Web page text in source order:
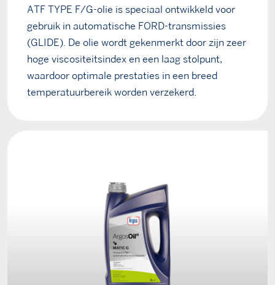
ATF TYPE F/G-olie is speciaal ontwikkeld voor
gebruik in automatische FORD-transmissies
(GLIDE). De olie wordt gekenmerkt door zijn zeer
hoge viscositeitsindex en een laag stolpunt,
waardoor optimale prestaties in een breed
temperatuurbereik worden verzekerd.